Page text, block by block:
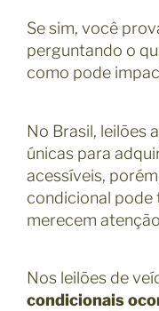
Se sim, você
perguntando o
como pode
No Brasil, leilões
únicas para
acessíveis,
condicional pode
merecem
Nos leilões de
condicionais